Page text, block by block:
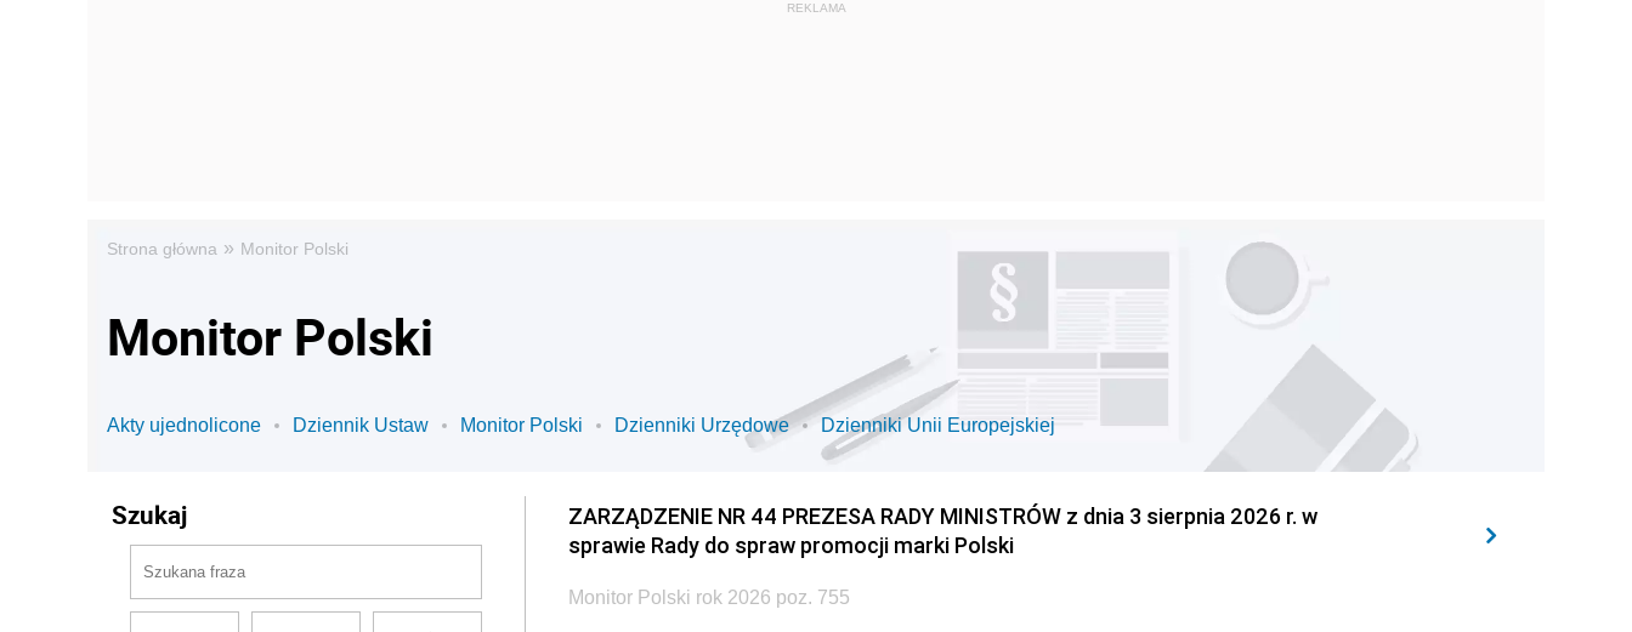
Strona główna » Monitor Polski
Monitor Polski
Akty ujednolicone Dziennik Ustaw Monitor Polski Dzienniki Urzędowe Dzienniki Unii Europejskiej
Szukaj
ZARZĄDZENIE NR 44 PREZESA RADY MINISTRÓW z dnia 3 sierpnia 2026 r. w
sprawie Rady do spraw promocji marki Polski
Monitor Polski rok 2026 poz. 755